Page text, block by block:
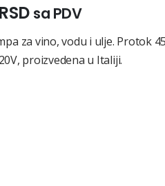
RSDTrenutna
je:
32.990 RSD.
sa PDV
za vino, vodu i ulje. Protok
proizvedena u Italiji.